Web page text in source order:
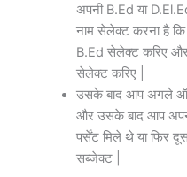
अपनी B.Ed या
नाम सेलेक्ट करना है
B.Ed सेलेक्ट करिए
सेलेक्ट करिए |
उसके बाद आप अगले
और उसके बाद आप
पर्सेंट मिले थे या फिर
सब्जेक्ट |